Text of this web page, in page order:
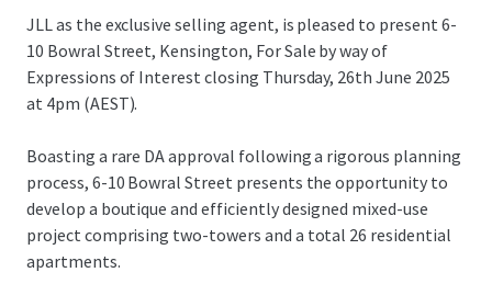
JLL as the exclusive selling agent, is pleased to present 6-
10 Bowral Street, Kensington, For Sale by way of
Expressions of Interest closing Thursday, 26th June 2025
at 4pm (AEST).
Boasting a rare DA approval following a rigorous planning
process, 6-10 Bowral Street presents the opportunity to
develop a boutique and efficiently designed mixed-use
project comprising two-towers and a total 26 residential
apartments.